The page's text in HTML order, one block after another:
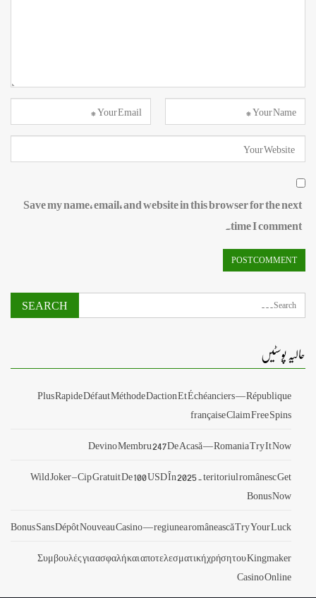
Save my name, email, and website in this browser for the next
time I comment.
حالیہ پوسٹیں
Plus Rapide Défaut Méthode Daction Et Échéanciers — République
française Claim Free Spins
Devino Membru 247 De Acasă — Romania Try It Now
Wild Joker – Cip Gratuit De 100 USD În 2025 . teritoriul românesc Get
Bonus Now
Bonus Sans Dépôt Nouveau Casino — regiunea românească Try Your Luck
Συμβουλές για ασφαλή και αποτελεσματική χρήση του Kingmaker
Casino Online